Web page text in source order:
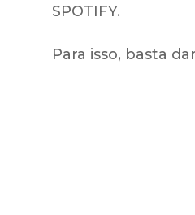
SPOTIFY.
Para isso, basta dar